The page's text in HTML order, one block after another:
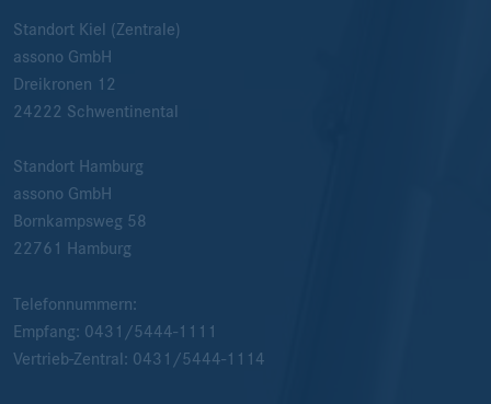
Standort Kiel (Zentrale)
assono GmbH
Dreikronen 12
24222 Schwentinental
Standort Hamburg
assono GmbH
Bornkampsweg 58
22761
Hamburg
Telefonnummern:
Empfang: 0431/5444-1111
Vertrieb-Zentral: 0431/5444-1114